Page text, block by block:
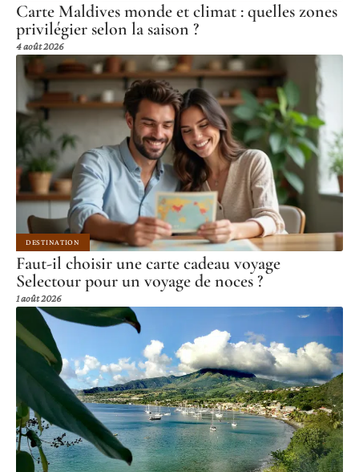
Carte Maldives monde et climat : quelles zones
privilégier selon la saison ?
4 août 2026
DESTINATION
Faut-il choisir une carte cadeau voyage
Selectour pour un voyage de noces ?
1 août 2026